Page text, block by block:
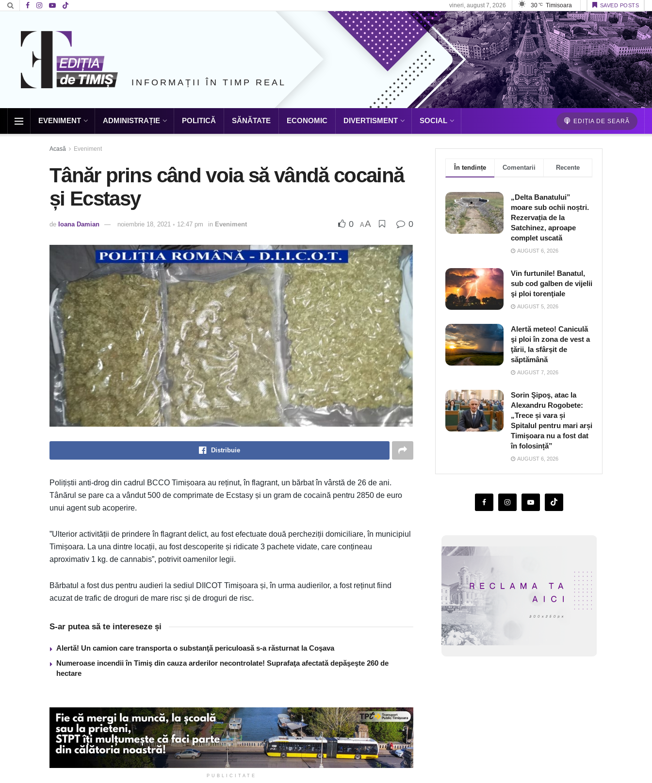
vineri, august 7, 2026 30 °C Timisoara SAVED POSTS
INFORMAȚII ÎN TIMP REAL
EVENIMENT ADMINISTRAȚIE POLITICĂ SĂNĂTATE ECONOMIC DIVERTISMENT SOCIAL EDIȚIA DE SEARĂ
Acasă Eveniment
Tânăr prins când voia să vândă cocaină
și Ecstasy
de Ioana Damian noiembrie 18, 2021 ◦ 12:47 pm in Eveniment 0 AA 0
Distribuie
Polițiștii anti-drog din cadrul BCCO Timișoara au reținut, în flagrant, un bărbat în vârstă de 26 de ani.
Tânărul se pare ca a vândut 500 de comprimate de Ecstasy și un gram de cocaină pentru 2850 de euro
unui agent sub acoperire.
”Ulterior activității de prindere în flagrant delict, au fost efectuate două percheziții domiciliare, în municipiul
Timișoara. La una dintre locații, au fost descoperite și ridicate 3 pachete vidate, care conțineau
aproximativ 1 kg. de cannabis”, potrivit oamenilor legii.
Bărbatul a fost dus pentru audieri la sediul DIICOT Timișoara și, în urma audierilor, a fost reținut fiind
acuzat de trafic de droguri de mare risc și de droguri de risc.
S-ar putea să te intereseze și
Alertă! Un camion care transporta o substanţă periculoasă s-a răsturnat la Coşava
Numeroase incendii în Timiş din cauza arderilor necontrolate! Suprafaţa afectată depăşeşte 260 de
hectare
PUBLICITATE
În tendințe Comentarii Recente
„Delta Banatului”
moare sub ochii noștri.
Rezervația de la
Satchinez, aproape
complet uscată
AUGUST 6, 2026
Vin furtunile! Banatul,
sub cod galben de vijelii
şi ploi torenţiale
AUGUST 5, 2026
Alertă meteo! Caniculă
şi ploi în zona de vest a
ţării, la sfârşit de
săptămână
AUGUST 7, 2026
Sorin Şipoş, atac la
Alexandru Rogobete:
„Trece și vara și
Spitalul pentru mari arși
Timișoara nu a fost dat
în folosință”
AUGUST 6, 2026